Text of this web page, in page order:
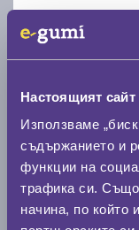
Настоящият
Използваме
съдържанието и
функции на
трафика си.
начина, по който